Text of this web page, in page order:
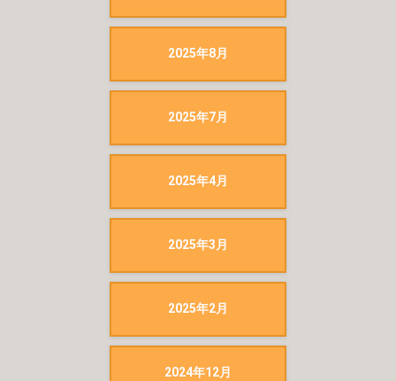
2025年8月
2025年7月
2025年4月
2025年3月
2025年2月
2024年12月